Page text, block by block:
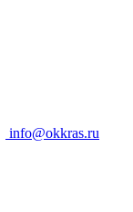
info@okkras.ru